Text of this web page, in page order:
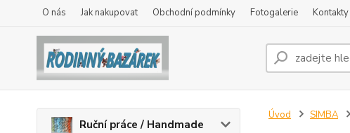
O nás Jak nakupovat Obchodní podmínky Fotogalerie Kontakty
Ruční práce / Handmade
Úvod SIMBA